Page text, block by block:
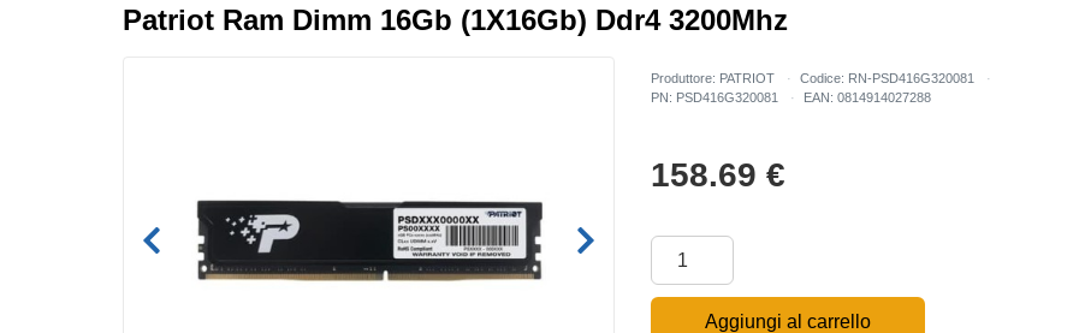
Patriot Ram Dimm 16Gb (1X16Gb) Ddr4 3200Mhz
Produttore: PATRIOT
Codice: RN-PSD416G320081
PN: PSD416G320081
EAN: 0814914027288
158.69 €
Aggiungi al carrello